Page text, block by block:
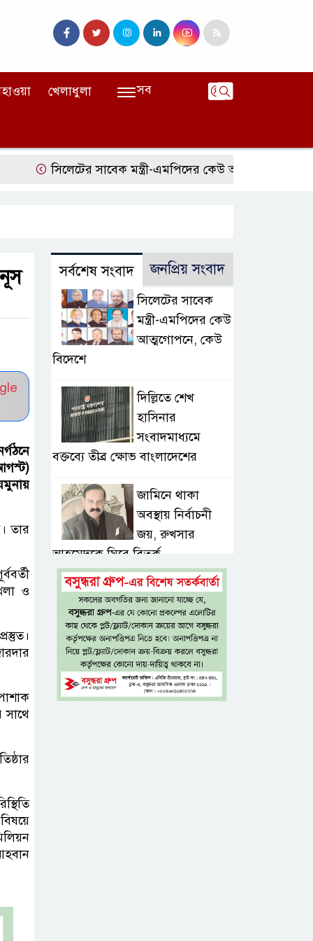
খেলাধুলা সব
সিলেটের সাবেক মন্ত্রী-এমপিদের কেউ আত্মগোপনে, কেউ
তার
ও
সাথে
সর্বশেষ সংবাদ জনপ্রিয় সংবাদ
সিলেটের সাবেক
মন্ত্রী-এমপিদের কেউ
আত্মগোপনে, কেউ
বিদেশে
দিল্লিতে শেখ
হাসিনার
সংবাদমাধ্যমে
বক্তব্যে তীব্র ক্ষোভ বাংলাদেশের
জামিনে থাকা
অবস্থায় নির্বাচনী
জয়, রুখসার
আহমেদকে ঘিরে বিতর্ক
টাঙ্গাইলে বাতিঘর
আদর্শ পাঠাগারের
ফ্রি ব্লাড গ্রুপিং
ক্যাম্পেইন
বাংলাদেশে চালু